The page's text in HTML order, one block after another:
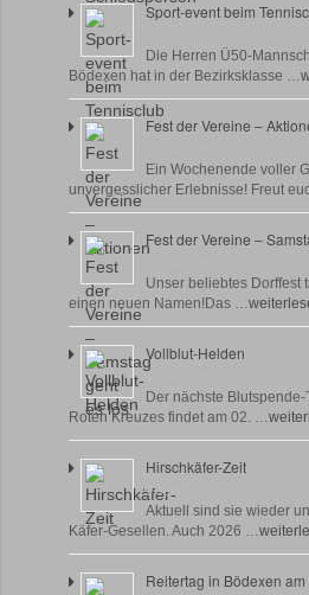
Sport-event beim
Die Herren Ü50-
Bödexen hat in der Bezirksklasse …
Fest der Vereine –
Ein Wochenende voller
unvergesslicher Erlebnisse! Freut
Fest der Vereine –
Unser beliebtes Dorffest
einen neuen Namen!Das …
Vollblut-Helden
Der nächste
Roten Kreuzes findet am 02. …
Hirschkäfer-Zeit
9 Juni, 2026
Aktuell sind sie wieder
Käfer-Gesellen. Auch 2026 …
Reitertag in Bödexen